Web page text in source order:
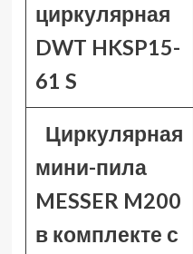
циркулярная
DWT HKSP15-
61 S
Циркулярная
мини-пила
MESSER M200
в комплекте с